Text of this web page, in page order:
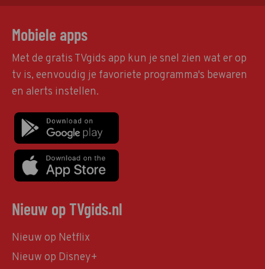
Mobiele apps
Met de gratis TVgids app kun je snel zien wat er op
tv is, eenvoudig je favoriete programma's bewaren
en alerts instellen.
Nieuw op TVgids.nl
Nieuw op Netflix
Nieuw op Disney+